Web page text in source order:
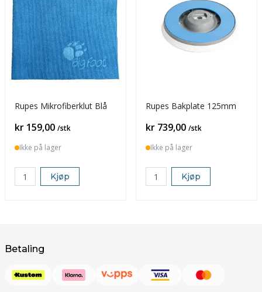
Rupes Mikrofiberklut Blå
Pris
kr 159,00 /stk
Ikke på lager
Kjøp
Rupes Bakplate 125mm
Pris
kr 739,00 /stk
Ikke på lager
Kjøp
Betaling